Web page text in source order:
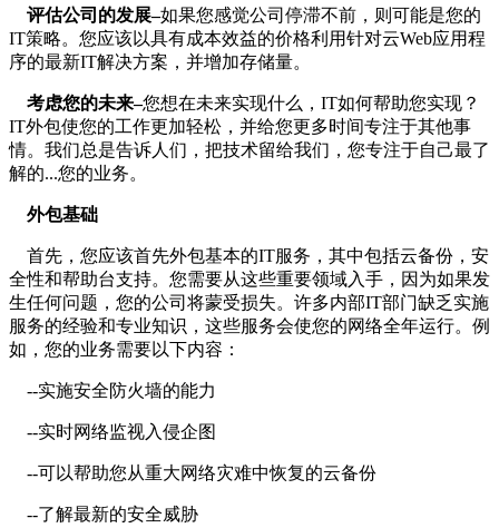
评估公司的发展–如果您感觉公司停滞不前，则可能是您的
IT策略。您应该以具有成本效益的价格利用针对云Web应用程
序的最新IT解决方案，并增加存储量。
考虑您的未来–您想在未来实现什么，IT如何帮助您实现？
IT外包使您的工作更加轻松，并给您更多时间专注于其他事
情。我们总是告诉人们，把技术留给我们，您专注于自己最了
解的...您的业务。
外包基础
首先，您应该首先外包基本的IT服务，其中包括云备份，安
全性和帮助台支持。您需要从这些重要领域入手，因为如果发
生任何问题，您的公司将蒙受损失。许多内部IT部门缺乏实施
服务的经验和专业知识，这些服务会使您的网络全年运行。例
如，您的业务需要以下内容：
--实施安全防火墙的能力
--实时网络监视入侵企图
--可以帮助您从重大网络灾难中恢复的云备份
--了解最新的安全威胁